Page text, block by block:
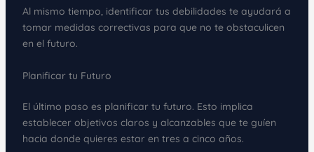
Al mismo tiempo, identificar tus debilidades te ayudará a
tomar medidas correctivas para que no te obstaculicen
en el futuro.
Planificar tu Futuro
El último paso es planificar tu futuro. Esto implica
establecer objetivos claros y alcanzables que te guíen
hacia donde quieres estar en tres a cinco años.